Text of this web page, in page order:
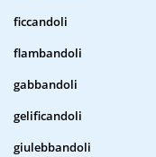
ficcandoli
flambandoli
gabbandoli
gelificandoli
giulebbandoli